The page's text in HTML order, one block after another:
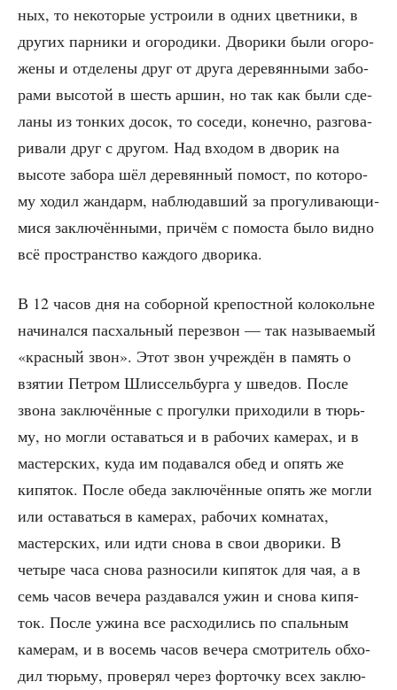
ных, то неко­то­рые устро­и­ли в одних цвет­ни­ки, в
дру­гих пар­ни­ки и ого­ро­ди­ки. Дво­ри­ки были ого­ро­
же­ны и отде­ле­ны друг от дру­га дере­вян­ны­ми забо­
ра­ми высо­той в шесть аршин, но так как были сде­
ла­ны из тон­ких досок, то сосе­ди, конеч­но, раз­го­ва­
ри­ва­ли друг с дру­гом. Над вхо­дом в дво­рик на
высо­те забо­ра шёл дере­вян­ный помост, по кото­ро­
му ходил жан­дарм, наблю­дав­ший за про­гу­ли­ва­ю­щи­
ми­ся заклю­чён­ны­ми, при­чём с помо­ста было вид­но
всё про­стран­ство каж­до­го дворика.
В 12 часов дня на собор­ной кре­пост­ной коло­кольне
начи­нал­ся пас­халь­ный пере­звон — так назы­ва­е­мый
«крас­ный звон». Этот звон учре­ждён в память о
взя­тии Пет­ром Шлис­сель­бур­га у шве­дов. После
зво­на заклю­чён­ные с про­гул­ки при­хо­ди­ли в тюрь­
му, но мог­ли оста­вать­ся и в рабо­чих каме­рах, и в
мастер­ских, куда им пода­вал­ся обед и опять же
кипя­ток. После обе­да заклю­чён­ные опять же мог­ли
или оста­вать­ся в каме­рах, рабо­чих ком­на­тах,
мастер­ских, или идти сно­ва в свои дво­ри­ки. В
четы­ре часа сно­ва раз­но­си­ли кипя­ток для чая, а в
семь часов вече­ра раз­да­вал­ся ужин и сно­ва кипя­
ток. После ужи­на все рас­хо­ди­лись по спаль­ным
каме­рам, и в восемь часов вече­ра смот­ри­тель обхо­
дил тюрь­му, про­ве­рял через фор­точ­ку всех заклю­